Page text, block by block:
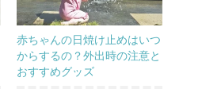
赤ちゃんの日焼け止めはいつ
からするの？外出時の注意と
おすすめグッズ